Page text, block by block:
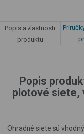
Popis a vlastnosti
produktu
Popis
plotové siete,
Ohradné siete sú